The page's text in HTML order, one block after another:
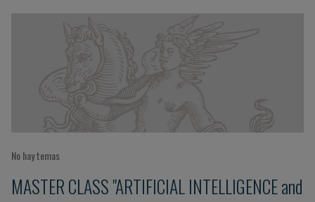
No hay temas
MASTER CLASS "ARTIFICIAL INTELLIGENCE and